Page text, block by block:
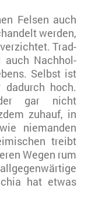
Felsen auch
werden,
Trad-
auch Nachhol-
Selbst ist
hoch.
gar nicht
zuhauf, in
niemanden
treibt
Wegen rum
hat etwas